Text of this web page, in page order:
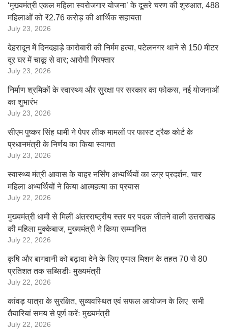
‘मुख्यमंत्री एकल महिला स्वरोजगार योजना’ के दूसरे चरण की शुरुआत, 488
महिलाओं को ₹2.76 करोड़ की आर्थिक सहायता
July 23, 2026
देहरादून में दिनदहाड़े कारोबारी की निर्मम हत्या, पटेलनगर थाने से 150 मीटर
दूर घर में चाकू से वार; आरोपी गिरफ्तार
July 23, 2026
निर्माण श्रमिकों के स्वास्थ्य और सुरक्षा पर सरकार का फोकस, नई योजनाओं
का शुभारंभ
July 23, 2026
सीएम पुष्कर सिंह धामी ने पेपर लीक मामलों पर फास्ट ट्रैक कोर्ट के
प्रधानमंत्री के निर्णय का किया स्वागत
July 23, 2026
स्वास्थ्य मंत्री आवास के बाहर नर्सिंग अभ्यर्थियों का उग्र प्रदर्शन, चार
महिला अभ्यर्थियों ने किया आत्महत्या का प्रयास
July 22, 2026
मुख्यमंत्री धामी से मिलीं अंतरराष्ट्रीय स्तर पर पदक जीतने वाली उत्तराखंड
की महिला मुक्केबाज, मुख्यमंत्री ने किया सम्मानित
July 22, 2026
कृषि और बागवानी को बढ़ावा देने के लिए एप्पल मिशन के तहत 70 से 80
प्रतिशत तक सब्सिडीः मुख्यमंत्री
July 22, 2026
कांवड़ यात्रा के सुरक्षित, सुव्यवस्थित एवं सफल आयोजन के लिए सभी
तैयारियां समय से पूर्ण करेंः मुख्यमंत्री
July 22, 2026